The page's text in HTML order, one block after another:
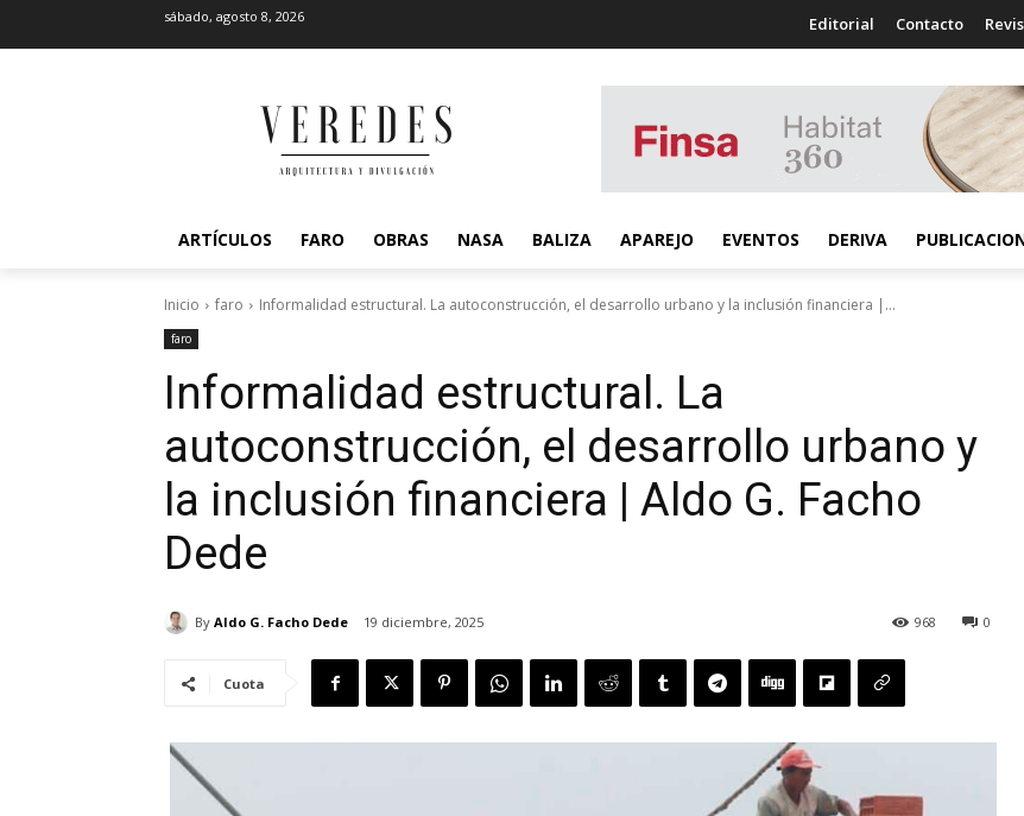
sábado, agosto 8, 2026 Editorial Contacto
ARTÍCULOS FARO OBRAS NASA BALIZA APAREJO EVENTOS DERIVA
Inicio faro Informalidad estructural. La autoconstrucción, el desarrollo urbano y la inclusión financiera |...
faro
Informalidad estructural. La
autoconstrucción, el desarrollo urbano y
la inclusión financiera | Aldo G. Facho
Dede
By Aldo G. Facho Dede 19 diciembre, 2025 0
968
Cuota